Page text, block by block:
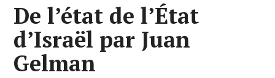
De l’état de l’État
d’Israël par Juan
Gelman